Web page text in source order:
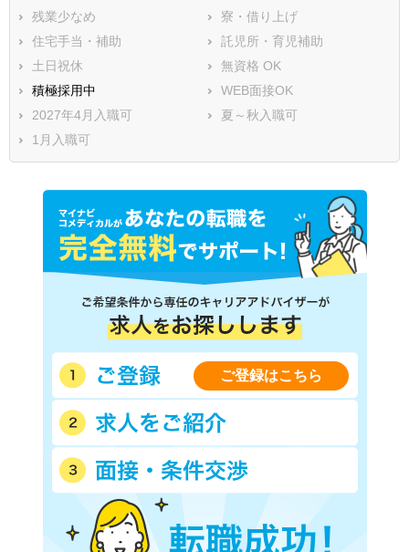
残業少なめ
寮・借り上げ
住宅手当・補助
託児所・育児補助
土日祝休
無資格 OK
積極採用中
WEB面接OK
2027年4月入職可
夏～秋入職可
1月入職可
ご登録はこちら